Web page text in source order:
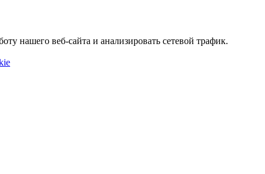
нашего веб-сайта и анализировать сетевой трафик.